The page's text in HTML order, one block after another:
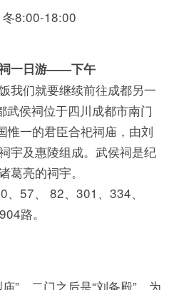
8:00-18:00
祠一日游——下午
我们就要继续前往成都另一
武侯祠位于四川成都市南门
惟一的君臣合祀祠庙，由刘
宇及惠陵组成。武侯祠是纪
葛亮的祠宇。
57、 82、301、334、
路。
”。二门之后是“刘备殿”，为